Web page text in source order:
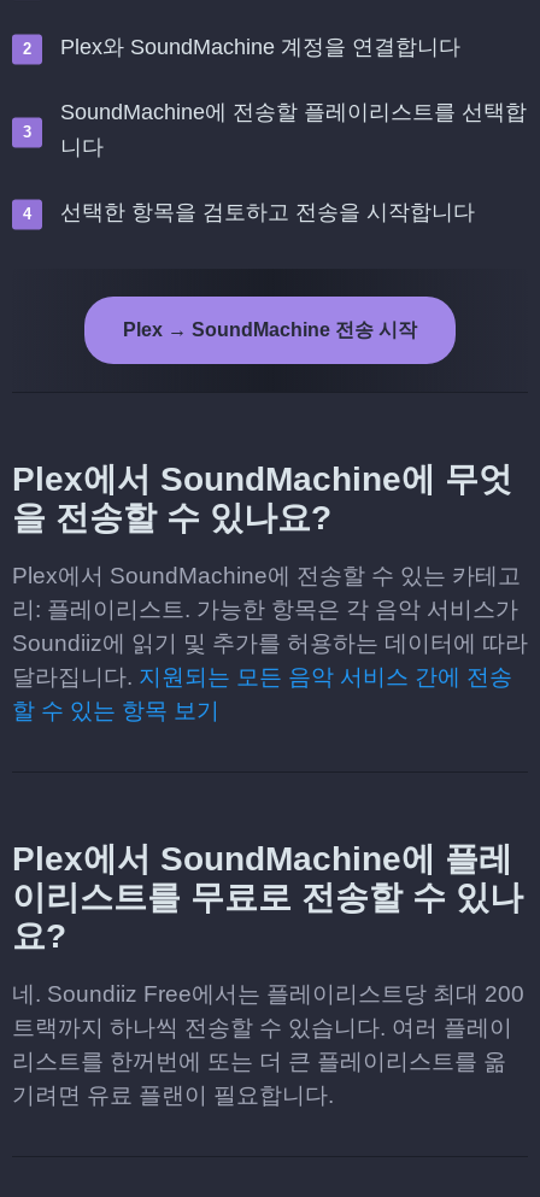
Plex와 SoundMachine 계정을 연결합니다
SoundMachine에 전송할 플레이리스트를 선택합
니다
선택한 항목을 검토하고 전송을 시작합니다
Plex → SoundMachine 전송 시작
Plex에서 SoundMachine에 무엇
을 전송할 수 있나요?
Plex에서 SoundMachine에 전송할 수 있는 카테고
리: 플레이리스트. 가능한 항목은 각 음악 서비스가
Soundiiz에 읽기 및 추가를 허용하는 데이터에 따라
달라집니다. 지원되는 모든 음악 서비스 간에 전송
할 수 있는 항목 보기
Plex에서 SoundMachine에 플레
이리스트를 무료로 전송할 수 있나
요?
네. Soundiiz Free에서는 플레이리스트당 최대 200
트랙까지 하나씩 전송할 수 있습니다. 여러 플레이
리스트를 한꺼번에 또는 더 큰 플레이리스트를 옮
기려면 유료 플랜이 필요합니다.